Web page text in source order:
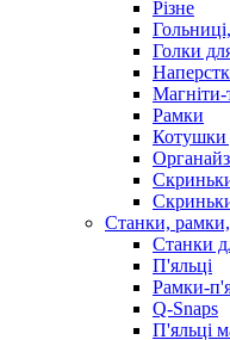
Різне
Голки
Магніти-
Рамки
Котушки
Станки,
Станки
П'яльці
Рамки-
Q-Snaps
П'яльці